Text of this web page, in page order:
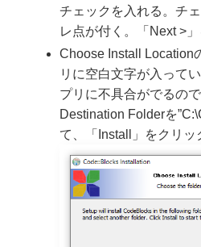
チェックを入れる。チ
レ点が付く。「Next >」
Choose Install Location
リに空白文字が入って
プリに不具合がでるの
Destination Folderを
て、「Install」をクリッ